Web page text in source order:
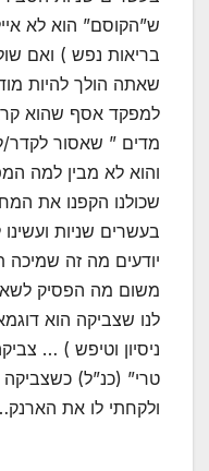
ש”הקוסם” הוא לא
בריאות נפש ) ואם
שאתה הולך להיות
למפקד אסף שהוא
מדים ” שאסור לקדר/
והוא לא מבין למה
שכולנו הקפנו את
בעשרים שניות
יודעים מה זה
משום מה הפסיק
לנו שצביקה הוא
ניסיון וטיפש ) …
טרי” (כנ”ל)
ולקחתי לו את